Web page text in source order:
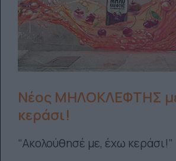
Νέος ΜΗΛΟΚΛΕΦΤΗΣ
κεράσι!
“Ακολούθησέ με, έχω κεράσι!”